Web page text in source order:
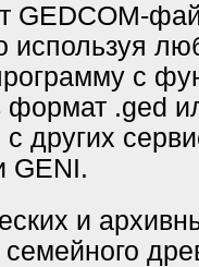
GEDCOM-
используя
с
формат .ged
других
GENI.
и